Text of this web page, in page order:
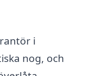
i
nog, och